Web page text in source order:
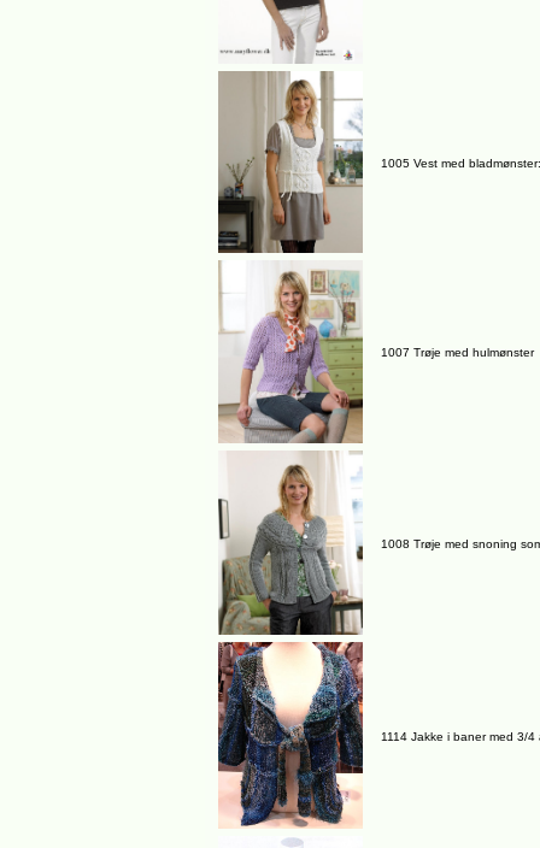
1005 Vest med
1007 Trøje med hulmønster
1008 Trøje med snoning
1114 Jakke i baner med 3/4